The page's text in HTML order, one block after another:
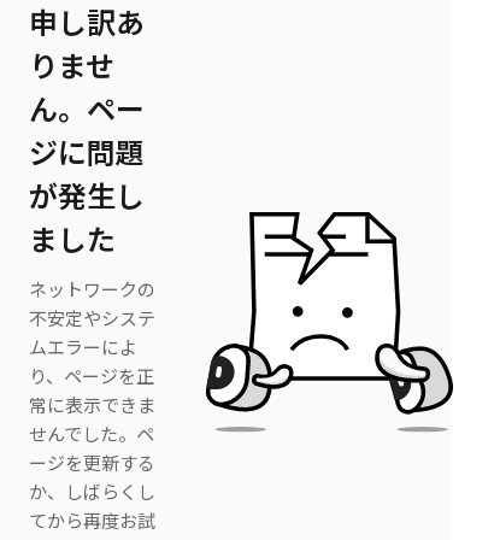
申し訳あ
りませ
ん。ペー
ジに問題
が発生し
ました
ネットワークの
不安定やシステ
ムエラーによ
り、ページを正
常に表示できま
せんでした。ペ
ージを更新する
か、しばらくし
てから再度お試